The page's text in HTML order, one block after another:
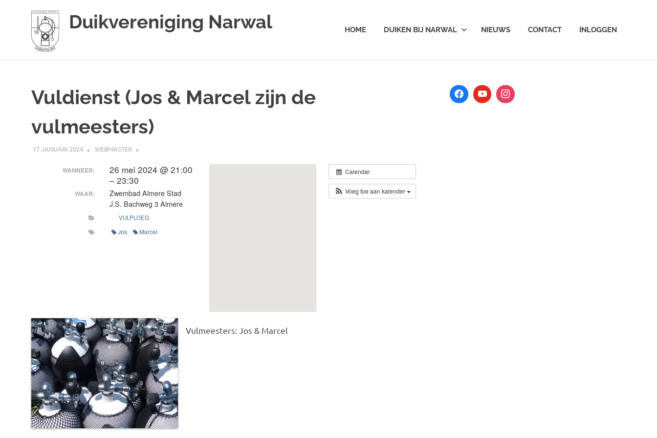
Duikvereniging Narwal HOME DUIKEN BIJ NARWAL NIEUWS CONTACT INLOGGEN
Vuldienst (Jos & Marcel zijn de
vulmeesters)
17 JANUARI 2024 WEBMASTER
Calendar
Voeg toe aan kalender
WANNEER:
26 mei 2024 @ 21:00
– 23:30
WAAR:
Zwembad Almere Stad
J.S. Bachweg 3 Almere
VULPLOEG
Jos Marcel
Vulmeesters: Jos & Marcel